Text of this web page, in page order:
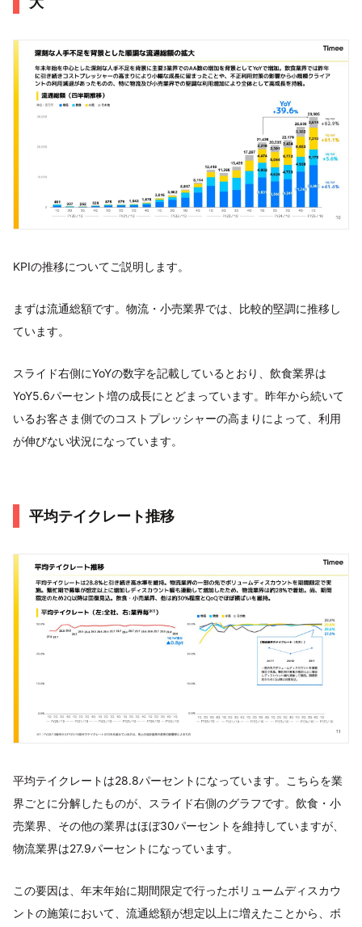
KPIの推移についてご説明します。
まずは流通総額です。物流・小売業界では、比較的堅調に推移し
ています。
スライド右側にYoYの数字を記載しているとおり、飲食業界は
YoY5.6パーセント増の成長にとどまっています。昨年から続いて
いるお客さま側でのコストプレッシャーの高まりによって、利用
が伸びない状況になっています。
平均テイクレート推移
平均テイクレートは28.8パーセントになっています。こちらを業
界ごとに分解したものが、スライド右側のグラフです。飲食・小
売業界、その他の業界はほぼ30パーセントを維持していますが、
物流業界は27.9パーセントになっています。
この要因は、年末年始に期間限定で行ったボリュームディスカウ
ントの施策において、流通総額が想定以上に増えたことから、ボ